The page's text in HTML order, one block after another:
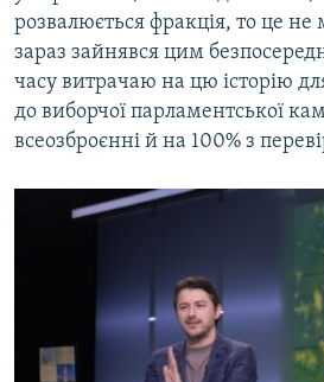
розвалюється фракція, то це не
зараз зайнявся цим
часу витрачаю на цю історію
до виборчої парламентської
всеозброєнні й на 100% з